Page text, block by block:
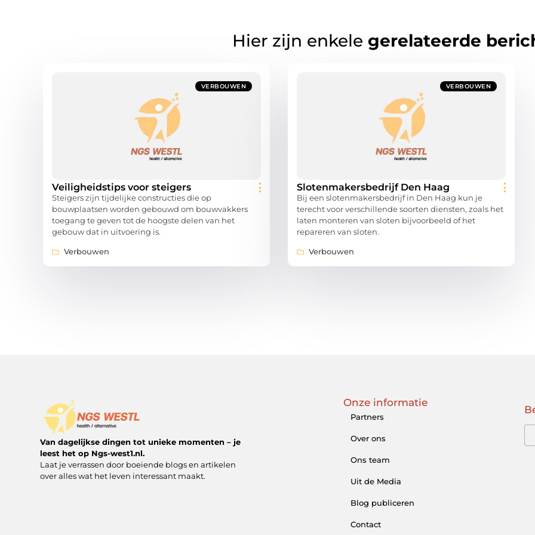
Hier zijn enkele gerelateerde
VERBOUWEN
Veiligheidstips voor steigers
Steigers zijn tijdelijke constructies die op
bouwplaatsen worden gebouwd om bouwvakkers
toegang te geven tot de hoogste delen van het
gebouw dat in uitvoering is.
Verbouwen
VERBOUWEN
Slotenmakersbedrijf Den Haag
Bij een slotenmakersbedrijf in Den Haag kun je
terecht voor verschillende soorten diensten, zoals het
laten monteren van sloten bijvoorbeeld of het
repareren van sloten.
Verbouwen
Van dagelijkse dingen tot unieke momenten – je
leest het op Ngs-west1.nl.
Laat je verrassen door boeiende blogs en artikelen
over alles wat het leven interessant maakt.
Onze informatie
Partners
Over ons
Ons team
Uit de Media
Blog publiceren
Contact